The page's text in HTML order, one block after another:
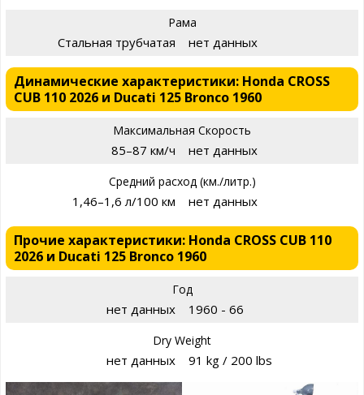
Рама
Стальная трубчатая нет данных
Динамические характеристики: Honda CROSS
CUB 110 2026 и Ducati 125 Bronco 1960
Максимальная Скорость
85–87 км/ч нет данных
Средний расход (км./литр.)
1,46–1,6 л/100 км нет данных
Прочие характеристики: Honda CROSS CUB 110
2026 и Ducati 125 Bronco 1960
Год
нет данных 1960 - 66
Dry Weight
нет данных 91 kg / 200 lbs